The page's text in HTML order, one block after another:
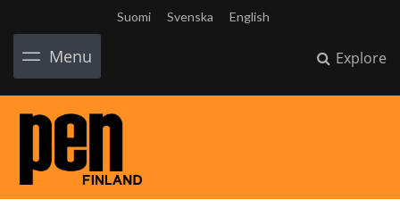
Suomi Svenska English
Menu Explore